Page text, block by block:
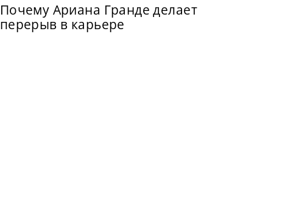
Почему Ариана Гранде делает
перерыв в карьере